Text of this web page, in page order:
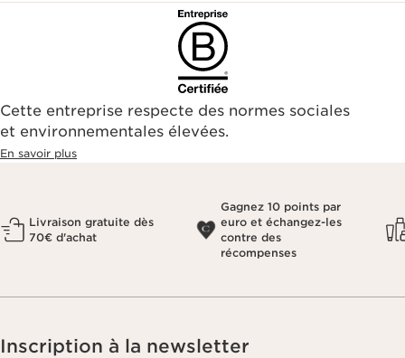
Cette entreprise respecte des normes sociales
et environnementales élevées.
En savoir plus
Livraison gratuite dès
70€ d'achat
Gagnez 10 points par
euro et échangez-les
contre des
récompenses
Inscription à la newsletter